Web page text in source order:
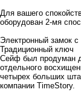
Для вашего
оборудован 2-мя
Электронный замок
Традиционный ключ
Сейф был продуман
отдельного
четырех больших
компании TimeStory.